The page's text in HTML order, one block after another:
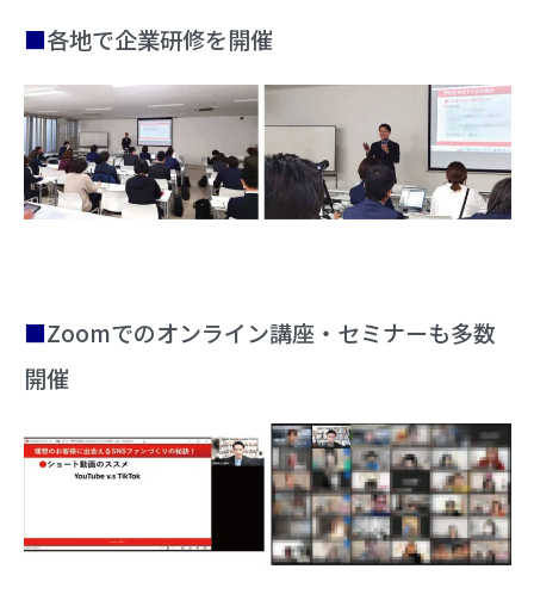
■各地で企業研修を開催
■Zoomでのオンライン講座・セミナーも多数
開催